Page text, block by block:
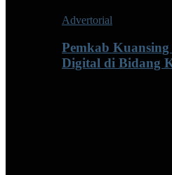
Advertorial
Pemkab
Digital di Bidang